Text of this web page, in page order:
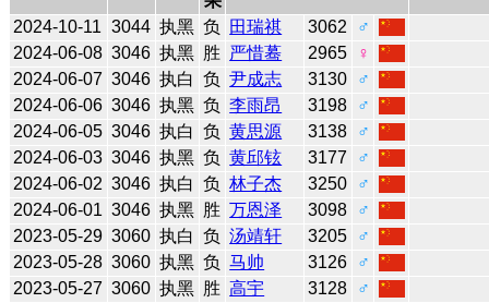
2024-10-11 3044 执黑 负 田瑞祺 3062
♂
2024-06-08 3046 执黑 胜 严惜蓦 2965
♀
2024-06-07 3046 执白 负 尹成志 3130
♂
2024-06-06 3046 执黑 负 李雨昂 3198
♂
2024-06-05 3046 执白 负 黄思源 3138
♂
2024-06-03 3046 执黑 负 黄邱铉 3177
♂
2024-06-02 3046 执白 负 林子杰 3250
♂
2024-06-01 3046 执黑 胜 万恩泽 3098
♂
2023-05-29 3060 执白 负 汤靖轩 3205
♂
2023-05-28 3060 执黑 负 马帅 3126
♂
2023-05-27 3060 执黑 胜 高宇 3128
♂